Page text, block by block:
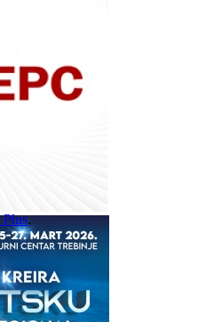
.